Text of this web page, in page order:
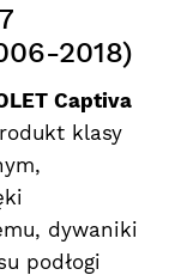
2018)
Captiva
klasy
dywaniki
podłogi